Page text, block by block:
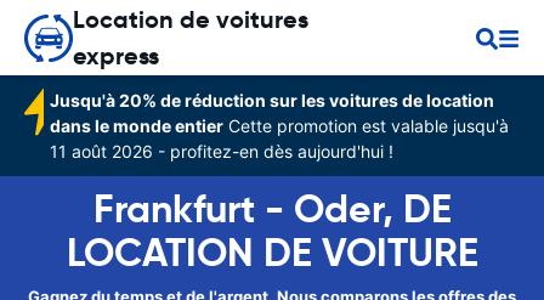
Location de voitures
express
Jusqu'à 20% de réduction sur les voitures de location
dans le monde entier Cette promotion est valable jusqu'à
11 août 2026 - profitez-en dès aujourd'hui !
Frankfurt - Oder, DE
LOCATION DE VOITURE